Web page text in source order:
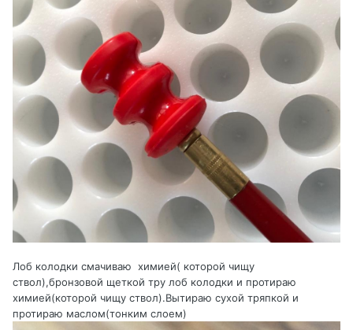
Лоб колодки смачиваю химией( которой чищу
ствол),бронзовой щеткой тру лоб колодки и протираю
химией(которой чищу ствол).Вытираю сухой тряпкой и
протираю маслом(тонким слоем)